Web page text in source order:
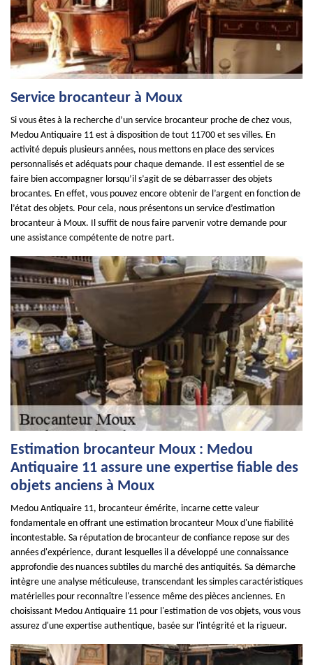
Service brocanteur à Moux
Si vous êtes à la recherche d’un service brocanteur proche de chez vous,
Medou Antiquaire 11 est à disposition de tout 11700 et ses villes. En
activité depuis plusieurs années, nous mettons en place des services
personnalisés et adéquats pour chaque demande. Il est essentiel de se
faire bien accompagner lorsqu’il s’agit de se débarrasser des objets
brocantes. En effet, vous pouvez encore obtenir de l’argent en fonction de
l’état des objets. Pour cela, nous présentons un service d’estimation
brocanteur à Moux. Il suffit de nous faire parvenir votre demande pour
une assistance compétente de notre part.
Estimation brocanteur Moux : Medou
Antiquaire 11 assure une expertise fiable des
objets anciens à Moux
Medou Antiquaire 11, brocanteur émérite, incarne cette valeur
fondamentale en offrant une estimation brocanteur Moux d'une fiabilité
incontestable. Sa réputation de brocanteur de confiance repose sur des
années d'expérience, durant lesquelles il a développé une connaissance
approfondie des nuances subtiles du marché des antiquités. Sa démarche
intègre une analyse méticuleuse, transcendant les simples caractéristiques
matérielles pour reconnaître l'essence même des pièces anciennes. En
choisissant Medou Antiquaire 11 pour l'estimation de vos objets, vous vous
assurez d'une expertise authentique, basée sur l'intégrité et la rigueur.